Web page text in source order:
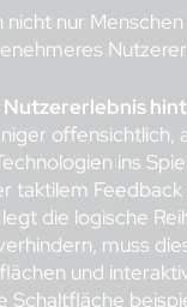
nur
ins
taktilem
die logische
muss
und